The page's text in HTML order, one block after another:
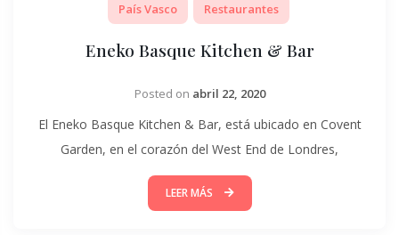
País Vasco Restaurantes
Eneko Basque Kitchen & Bar
Posted on abril 22, 2020
El Eneko Basque Kitchen & Bar, está ubicado en Covent
Garden, en el corazón del West End de Londres,
LEER MÁS